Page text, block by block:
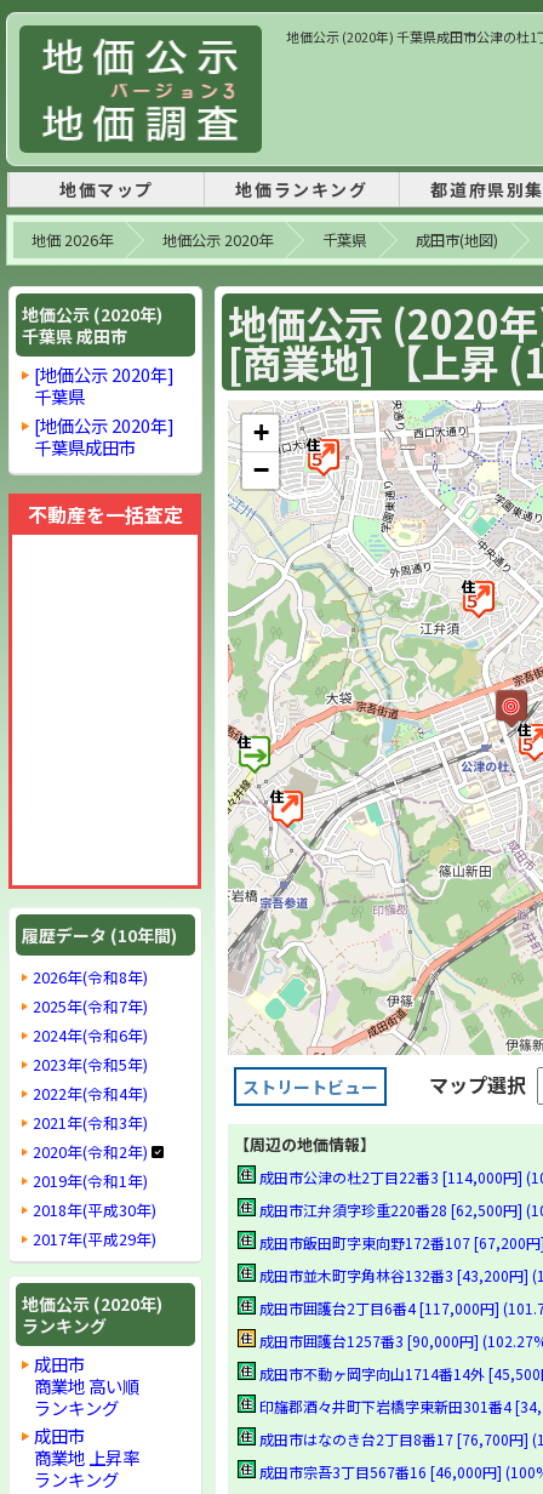
地価公示 (2020年) 千葉県成田市公津の杜
地価マップ 地価ランキング 都道府県別
地価 2026年 地価公示 2020年 千葉県 成田市(地図)
地価公示 (2020
[商業地] 【上昇
+
−
ストリートビュー マップ選択
【周辺の地価情報】
成田市公津の杜2丁目22番3 [114,000円]
成田市江弁須字珍重220番28 [62,500円]
成田市飯田町字東向野172番107 [67,200
成田市並木町字角林谷132番3 [43,200円]
成田市囲護台2丁目6番4 [117,000円]
成田市囲護台1257番3 [90,000円]
成田市不動ヶ岡字向山1714番14外
印旛郡酒々井町下岩橋字東新田301番4
成田市はなのき台2丁目8番17 [76,700円]
成田市宗吾3丁目567番16 [46,000円]
地価公示 (2020年)
千葉県 成田市
[地価公示 2020年]
千葉県
[地価公示 2020年]
千葉県成田市
不動産を一括査定
履歴データ (10年間)
2026年(令和8年)
2025年(令和7年)
2024年(令和6年)
2023年(令和5年)
2022年(令和4年)
2021年(令和3年)
2020年(令和2年)
2019年(令和1年)
2018年(平成30年)
2017年(平成29年)
地価公示 (2020年)
ランキング
成田市
商業地 高い順
ランキング
成田市
商業地 上昇率
ランキング